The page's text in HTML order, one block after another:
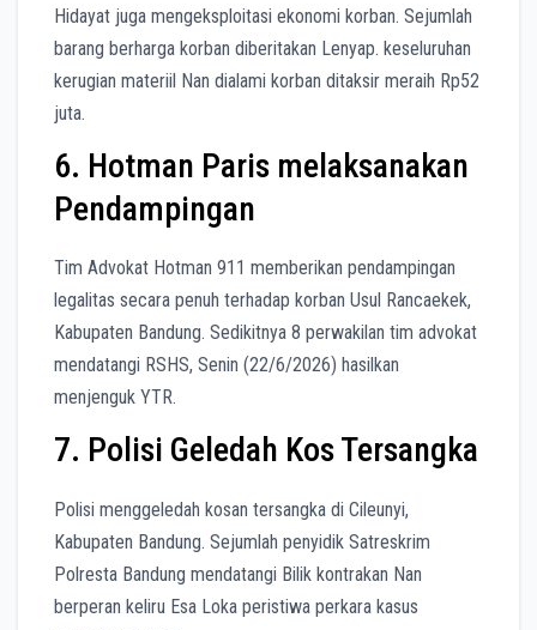
Hidayat juga mengeksploitasi ekonomi korban. Sejumlah
barang berharga korban diberitakan Lenyap. keseluruhan
kerugian materiil Nan dialami korban ditaksir meraih Rp52
juta.
6. Hotman Paris melaksanakan
Pendampingan
Tim Advokat Hotman 911 memberikan pendampingan
legalitas secara penuh terhadap korban Usul Rancaekek,
Kabupaten Bandung. Sedikitnya 8 perwakilan tim advokat
mendatangi RSHS, Senin (22/6/2026) hasilkan
menjenguk YTR.
7. Polisi Geledah Kos Tersangka
Polisi menggeledah kosan tersangka di Cileunyi,
Kabupaten Bandung. Sejumlah penyidik Satreskrim
Polresta Bandung mendatangi Bilik kontrakan Nan
berperan keliru Esa Loka peristiwa perkara kasus